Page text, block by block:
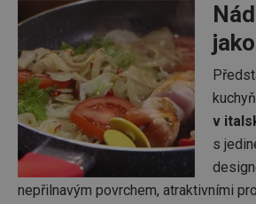
v
s
nepřilnavým povrchem, atraktivními